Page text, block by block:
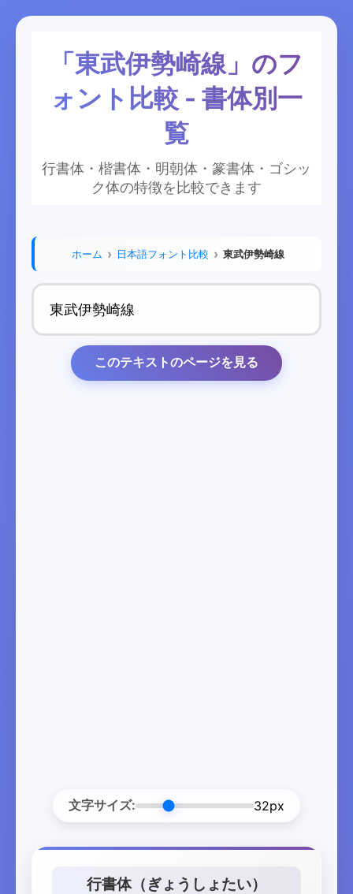
「東武伊勢崎線」のフ
ォント比較 - 書体別一
覧
行書体・楷書体・明朝体・篆書体・ゴシッ
ク体の特徴を比較できます
ホーム 日本語フォント比較 東武伊勢崎線
このテキストのページを見る
文字サイズ: 32px
行書体（ぎょうしょたい）